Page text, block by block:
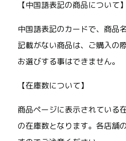
【中国語表記の商品について】
中国語表記のカードで、商品
記載がない商品は、ご購入の
お選びする事はできません。
【在庫数について】
商品ページに表示されている
の在庫数となります。各店舗